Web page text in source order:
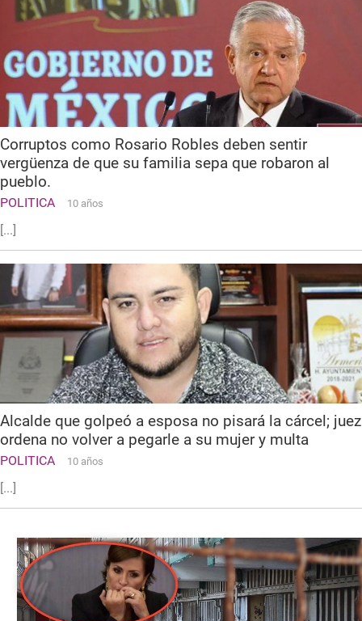
Corruptos como Rosario Robles deben sentir
vergüenza de que su familia sepa que robaron al
pueblo.
POLITICA 10 años
[...]
Alcalde que golpeó a esposa no pisará la cárcel; juez
ordena no volver a pegarle a su mujer y multa
POLITICA 10 años
[...]